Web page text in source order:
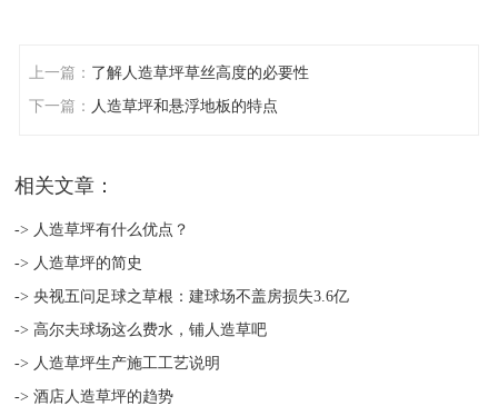
上一篇： 了解人造草坪草丝高度的必要性
下一篇： 人造草坪和悬浮地板的特点
相关文章：
-> 人造草坪有什么优点？
-> 人造草坪的简史
-> 央视五问足球之草根：建球场不盖房损失3.6亿
-> 高尔夫球场这么费水，铺人造草吧
-> 人造草坪生产施工工艺说明
-> 酒店人造草坪的趋势